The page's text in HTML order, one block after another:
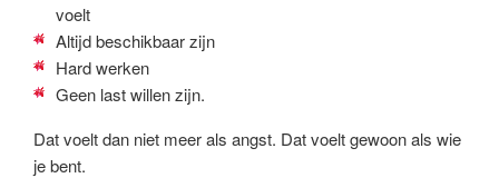
voelt
Altijd beschikbaar zijn
Hard werken
Geen last willen zijn.
Dat voelt dan niet meer als angst. Dat voelt gewoon als wie
je bent.